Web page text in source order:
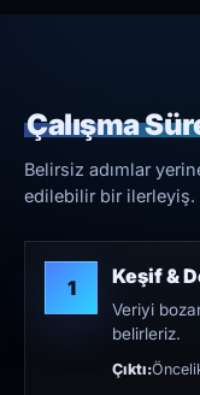
Çalışma
Belirsiz adımlar
edilebilir bir ilerleyiş.
1 Keşif &
Veriyi
belirleriz.
Çıktı: